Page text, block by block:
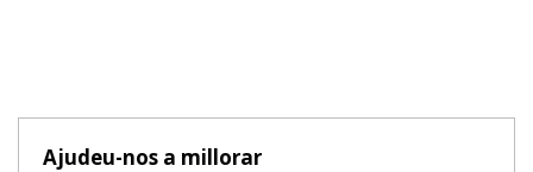
Ajudeu-nos a millorar